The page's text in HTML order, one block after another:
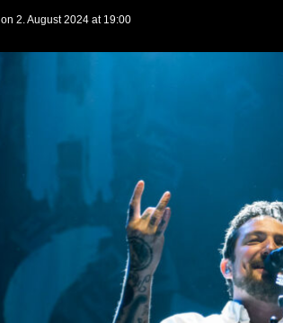
on 2. August 2024 at 19:00